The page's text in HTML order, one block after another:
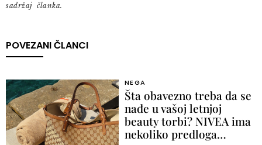
sadržaj članka.
POVEZANI ČLANCI
NEGA
Šta obavezno treba da se
nađe u vašoj letnjoj
beauty torbi? NIVEA ima
nekoliko predloga…